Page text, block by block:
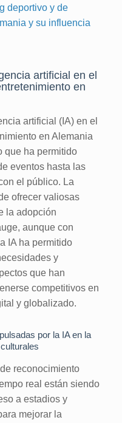
deportivo y de
y su influencia
artificial en el
en
artificial (IA) en el
en Alemania
que ha permitido
eventos hasta las
el público. La
ofrecer valiosas
la adopción
aunque con
IA ha permitido
y
que han
competitivos en
y globalizado.
por la IA en la
reconocimiento
real están siendo
a estadios y
mejorar la